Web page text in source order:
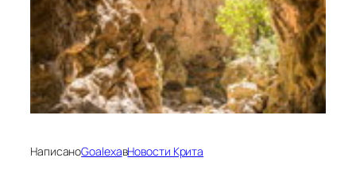
НаписаноGoalexaвНовости Крита